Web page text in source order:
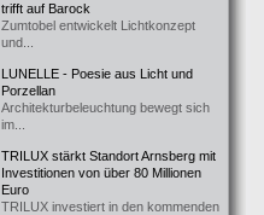
trifft auf Barock
Zumtobel entwickelt Lichtkonzept
und...
LUNELLE - Poesie aus Licht und
Porzellan
Architekturbeleuchtung bewegt sich
im...
TRILUX stärkt Standort Arnsberg mit
Investitionen von über 80 Millionen
Euro
TRILUX investiert in den kommenden